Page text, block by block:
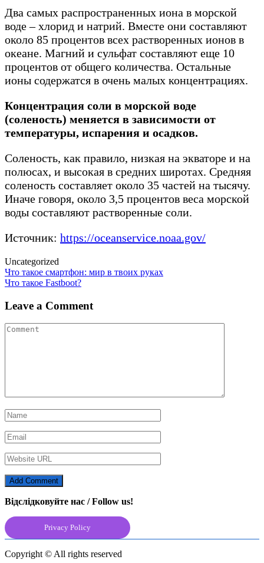
Два самых распространенных иона в морской
воде – хлорид и натрий. Вместе они составляют
около 85 процентов всех растворенных ионов в
океане. Магний и сульфат составляют еще 10
процентов от общего количества. Остальные
ионы содержатся в очень малых концентрациях.
Концентрация соли в морской воде
(соленость) меняется в зависимости от
температуры, испарения и осадков.
Соленость, как правило, низкая на экваторе и на
полюсах, и высокая в средних широтах. Средняя
соленость составляет около 35 частей на тысячу.
Иначе говоря, около 3,5 процентов веса морской
воды составляют растворенные соли.
Источник: https://oceanservice.noaa.gov/
Uncategorized
Post
navigation
Что такое смартфон: мир в твоих руках
Что такое Fastboot?
Leave a Comment
Відслідковуйте нас / Follow us!
Privacy Policy
Copyright © All rights reserved